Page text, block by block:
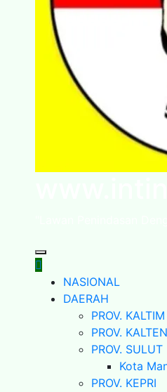
NASIONAL
DAERAH
PROV. KALTIM
PROV.
PROV. SULUT
Kota
PROV. KEPRI